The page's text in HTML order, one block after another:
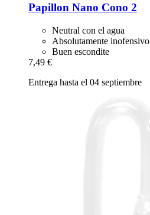
Papillon Nano Cono 2
Neutral con el agua
Absolutamente inofensivo
Buen escondite
7,49 €
Entrega hasta el 04 septiembre